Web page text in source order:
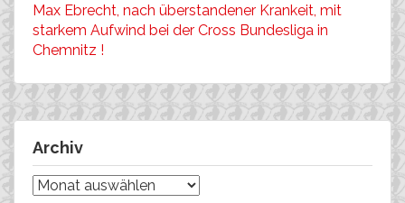
Max Ebrecht, nach überstandener Krankeit, mit
starkem Aufwind bei der Cross Bundesliga in
Chemnitz !
Archiv
Archiv